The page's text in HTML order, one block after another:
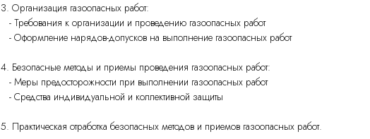
3. Организация газоопасных работ:
- Требования к организации и проведению газоопасных работ
- Оформление нарядов-допусков на выполнение газоопасных работ
4. Безопасные методы и приемы проведения газоопасных работ:
- Меры предосторожности при выполнении газоопасных работ
- Средства индивидуальной и коллективной защиты
5. Практическая отработка безопасных методов и приемов газоопасных работ.